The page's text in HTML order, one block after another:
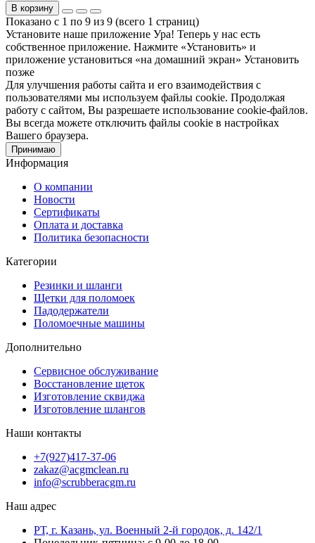
В корзину
Показано с 1 по 9 из 9 (всего 1 страниц)
Установите наше приложение Ура! Теперь у нас есть
собственное приложение. Нажмите «Установить» и
приложение установиться «на домашний экран» Установить
позже
Для улучшения работы сайта и его взаимодействия с
пользователями мы используем файлы cookie. Продолжая
работу с сайтом, Вы разрешаете использование cookie-файлов.
Вы всегда можете отключить файлы cookie в настройках
Вашего браузера.
Принимаю
Информация
О компании
Новости
Сертификаты
Оплата и доставка
Политика безопасности
Категории
Резинки и шланги
Щетки для поломоек
Падодержатели
Поломоечные машины
Дополнительно
Сервисное обслуживание
Восстановление щеток
Изготовление сквиджа
Изготовление шлангов
Наши контакты
+7(927)417-37-06
zakaz@acgmclean.ru
info@scrubberacgm.ru
Наш адрес
РТ, г. Казань, ул. Военный 2-й городок, д. 142/1